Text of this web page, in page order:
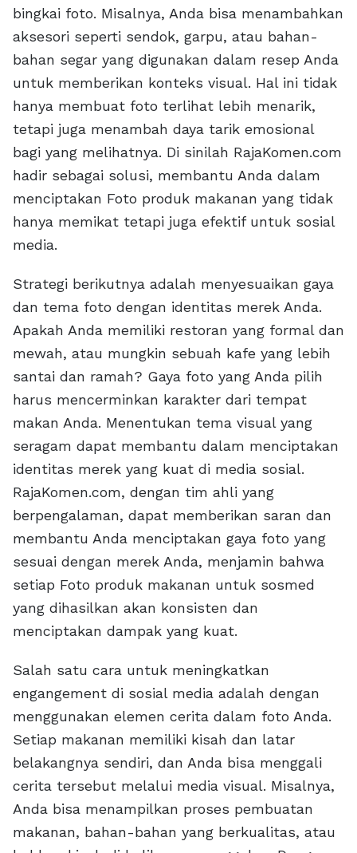
bingkai foto. Misalnya, Anda bisa menambahkan
aksesori seperti sendok, garpu, atau bahan-
bahan segar yang digunakan dalam resep Anda
untuk memberikan konteks visual. Hal ini tidak
hanya membuat foto terlihat lebih menarik,
tetapi juga menambah daya tarik emosional
bagi yang melihatnya. Di sinilah RajaKomen.com
hadir sebagai solusi, membantu Anda dalam
menciptakan Foto produk makanan yang tidak
hanya memikat tetapi juga efektif untuk sosial
media.
Strategi berikutnya adalah menyesuaikan gaya
dan tema foto dengan identitas merek Anda.
Apakah Anda memiliki restoran yang formal dan
mewah, atau mungkin sebuah kafe yang lebih
santai dan ramah? Gaya foto yang Anda pilih
harus mencerminkan karakter dari tempat
makan Anda. Menentukan tema visual yang
seragam dapat membantu dalam menciptakan
identitas merek yang kuat di media sosial.
RajaKomen.com, dengan tim ahli yang
berpengalaman, dapat memberikan saran dan
membantu Anda menciptakan gaya foto yang
sesuai dengan merek Anda, menjamin bahwa
setiap Foto produk makanan untuk sosmed
yang dihasilkan akan konsisten dan
menciptakan dampak yang kuat.
Salah satu cara untuk meningkatkan
engangement di sosial media adalah dengan
menggunakan elemen cerita dalam foto Anda.
Setiap makanan memiliki kisah dan latar
belakangnya sendiri, dan Anda bisa menggali
cerita tersebut melalui media visual. Misalnya,
Anda bisa menampilkan proses pembuatan
makanan, bahan-bahan yang berkualitas, atau